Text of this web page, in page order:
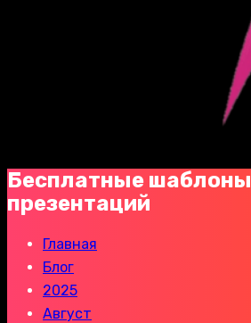
Бесплатные шаблоны
презентаций
Главная
Блог
2025
Август